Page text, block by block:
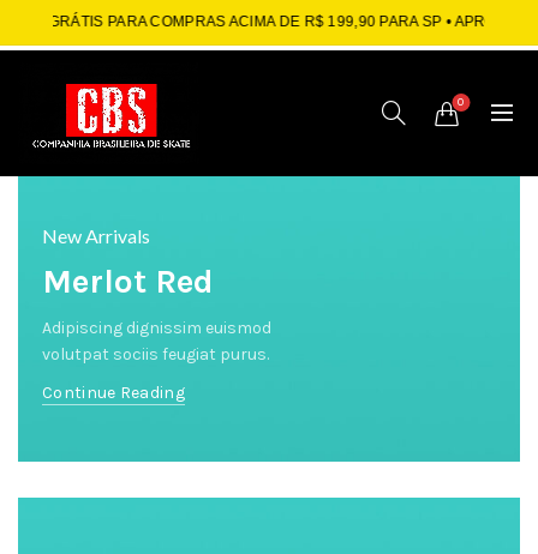
PARA COMPRAS ACIMA DE R$ 199,90 PARA SP • APROVEITE: ATÉ
0
New Arrivals
Merlot Red
Adipiscing dignissim euismod
volutpat sociis feugiat purus.
Continue Reading